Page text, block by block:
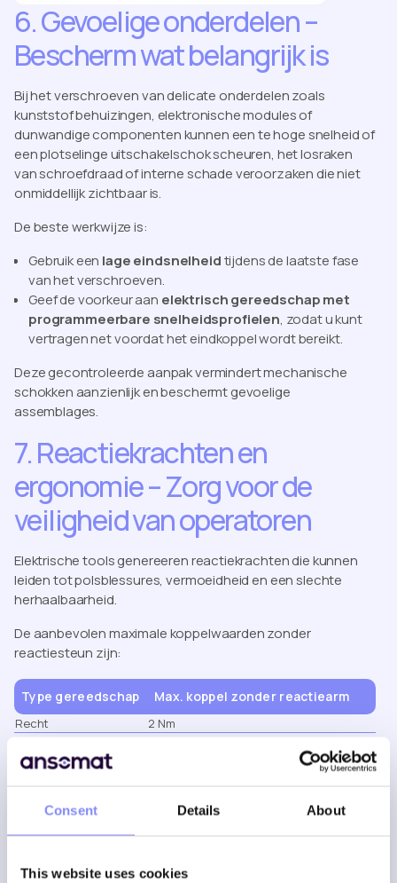
Consent Details About
This website uses cookies
6. Gevoelige onderdelen –
Bescherm wat belangrijk is
Bij het verschroeven van delicate onderdelen zoals
kunststof behuizingen, elektronische modules of
dunwandige componenten kunnen een te hoge snelheid of
een plotselinge uitschakelschok scheuren, het losraken
van schroefdraad of interne schade veroorzaken die niet
onmiddellijk zichtbaar is.
De beste werkwijze is:
Gebruik een lage eindsnelheidtijdens de laatste fase
van het verschroeven.
Geef de voorkeur aan elektrisch gereedschap met
programmeerbare snelheidsprofielen, zodat u kunt
vertragen net voordat het eindkoppel wordt bereikt.
Deze gecontroleerde aanpak vermindert mechanische
schokken aanzienlijk en beschermt gevoelige
assemblages.
7. Reactiekrachten en
ergonomie – Zorg voor de
veiligheid van operatoren
Elektrische tools genereeren reactiekrachten die kunnen
leiden tot polsblessures, vermoeidheid en een slechte
herhaalbaarheid.
De aanbevolen maximale koppelwaarden zonder
reactiesteun zijn:
Type gereedschap Max. koppel zonder reactiearm
Recht
2 Nm
Pistoolgreep
12 Nm
Haakse kop
Vaste bevestigingssystemen